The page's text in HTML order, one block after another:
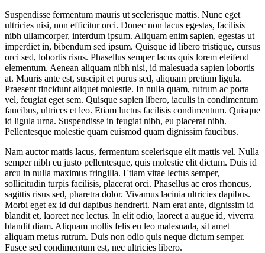
Suspendisse fermentum mauris ut scelerisque mattis. Nunc eget
ultricies nisi, non efficitur orci. Donec non lacus egestas, facilisis
nibh ullamcorper, interdum ipsum. Aliquam enim sapien, egestas ut
imperdiet in, bibendum sed ipsum. Quisque id libero tristique, cursus
orci sed, lobortis risus. Phasellus semper lacus quis lorem eleifend
elementum. Aenean aliquam nibh nisi, id malesuada sapien lobortis
at. Mauris ante est, suscipit et purus sed, aliquam pretium ligula.
Praesent tincidunt aliquet molestie. In nulla quam, rutrum ac porta
vel, feugiat eget sem. Quisque sapien libero, iaculis in condimentum
faucibus, ultrices et leo. Etiam luctus facilisis condimentum. Quisque
id ligula urna. Suspendisse in feugiat nibh, eu placerat nibh.
Pellentesque molestie quam euismod quam dignissim faucibus.
Nam auctor mattis lacus, fermentum scelerisque elit mattis vel. Nulla
semper nibh eu justo pellentesque, quis molestie elit dictum. Duis id
arcu in nulla maximus fringilla. Etiam vitae lectus semper,
sollicitudin turpis facilisis, placerat orci. Phasellus ac eros rhoncus,
sagittis risus sed, pharetra dolor. Vivamus lacinia ultricies dapibus.
Morbi eget ex id dui dapibus hendrerit. Nam erat ante, dignissim id
blandit et, laoreet nec lectus. In elit odio, laoreet a augue id, viverra
blandit diam. Aliquam mollis felis eu leo malesuada, sit amet
aliquam metus rutrum. Duis non odio quis neque dictum semper.
Fusce sed condimentum est, nec ultricies libero.